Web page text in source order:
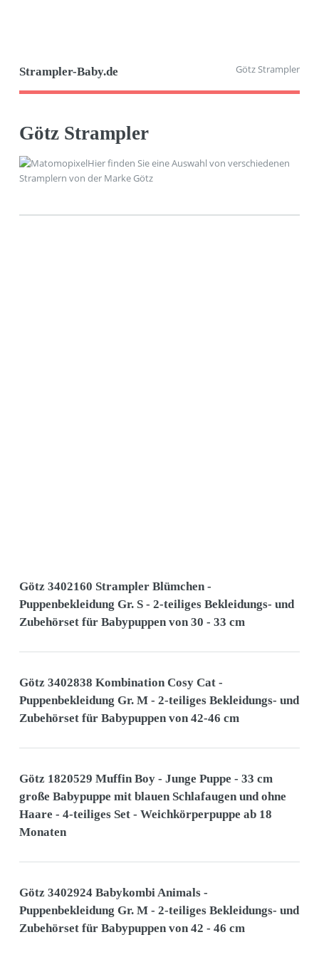
Strampler-Baby.de Götz Strampler
Götz Strampler
Hier finden Sie eine Auswahl von verschiedenen
Stramplern von der Marke Götz
Götz 3402160 Strampler Blümchen -
Puppenbekleidung Gr. S - 2-teiliges Bekleidungs- und
Zubehörset für Babypuppen von 30 - 33 cm
Götz 3402838 Kombination Cosy Cat -
Puppenbekleidung Gr. M - 2-teiliges Bekleidungs- und
Zubehörset für Babypuppen von 42-46 cm
Götz 1820529 Muffin Boy - Junge Puppe - 33 cm
große Babypuppe mit blauen Schlafaugen und ohne
Haare - 4-teiliges Set - Weichkörperpuppe ab 18
Monaten
Götz 3402924 Babykombi Animals -
Puppenbekleidung Gr. M - 2-teiliges Bekleidungs- und
Zubehörset für Babypuppen von 42 - 46 cm